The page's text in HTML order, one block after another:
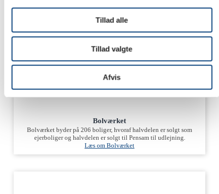
Tillad alle
Tillad valgte
Afvis
Bolværket
Bolværket byder på 206 boliger, hvoraf halvdelen er solgt som
ejerboliger og halvdelen er solgt til Pensam til udlejning.
Læs om Bolværket